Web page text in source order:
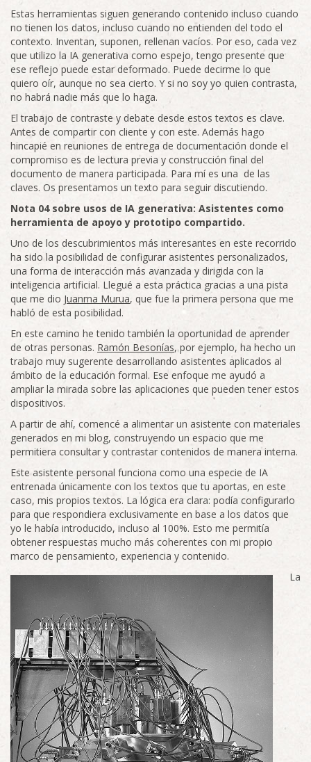
Estas herramientas siguen generando contenido incluso cuando
no tienen los datos, incluso cuando no entienden del todo el
contexto. Inventan, suponen, rellenan vacíos. Por eso, cada vez
que utilizo la IA generativa como espejo, tengo presente que
ese reflejo puede estar deformado. Puede decirme lo que
quiero oír, aunque no sea cierto. Y si no soy yo quien contrasta,
no habrá nadie más que lo haga.
El trabajo de contraste y debate desde estos textos es clave.
Antes de compartir con cliente y con este. Además hago
hincapié en reuniones de entrega de documentación donde el
compromiso es de lectura previa y construcción final del
documento de manera participada. Para mí es una de las
claves. Os presentamos un texto para seguir discutiendo.
Nota 04 sobre usos de IA generativa: Asistentes como
herramienta de apoyo y prototipo compartido.
Uno de los descubrimientos más interesantes en este recorrido
ha sido la posibilidad de configurar asistentes personalizados,
una forma de interacción más avanzada y dirigida con la
inteligencia artificial. Llegué a esta práctica gracias a una pista
que me dio Juanma Murua, que fue la primera persona que me
habló de esta posibilidad.
En este camino he tenido también la oportunidad de aprender
de otras personas. Ramón Besonías, por ejemplo, ha hecho un
trabajo muy sugerente desarrollando asistentes aplicados al
ámbito de la educación formal. Ese enfoque me ayudó a
ampliar la mirada sobre las aplicaciones que pueden tener estos
dispositivos.
A partir de ahí, comencé a alimentar un asistente con materiales
generados en mi blog, construyendo un espacio que me
permitiera consultar y contrastar contenidos de manera interna.
Este asistente personal funciona como una especie de IA
entrenada únicamente con los textos que tu aportas, en este
caso, mis propios textos. La lógica era clara: podía configurarlo
para que respondiera exclusivamente en base a los datos que
yo le había introducido, incluso al 100%. Esto me permitía
obtener respuestas mucho más coherentes con mi propio
marco de pensamiento, experiencia y contenido.
La